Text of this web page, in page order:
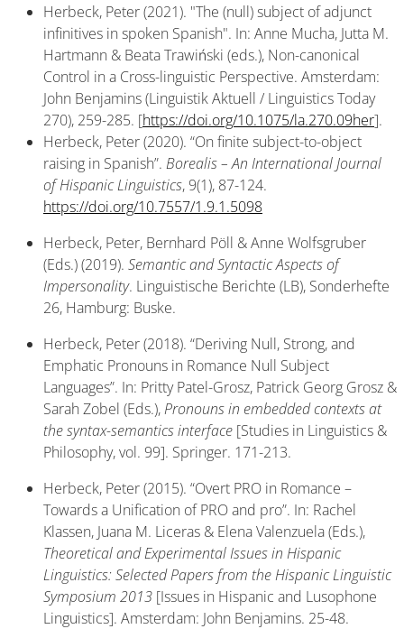
Herbeck, Peter (2021). "The (null) subject of adjunct
infinitives in spoken Spanish". In: Anne Mucha, Jutta M.
Hartmann & Beata Trawiński (eds.), Non-canonical
Control in a Cross-linguistic Perspective. Amsterdam:
John Benjamins (Linguistik Aktuell / Linguistics Today
270), 259-285. [https://doi.org/10.1075/la.270.09her].
Herbeck, Peter (2020). “On finite subject-to-object
raising in Spanish”. Borealis – An International Journal
of Hispanic Linguistics, 9(1), 87-124.
https://doi.org/10.7557/1.9.1.5098
Herbeck, Peter, Bernhard Pöll & Anne Wolfsgruber
(Eds.) (2019). Semantic and Syntactic Aspects of
Impersonality. Linguistische Berichte (LB), Sonderhefte
26, Hamburg: Buske.
Herbeck, Peter (2018). “Deriving Null, Strong, and
Emphatic Pronouns in Romance Null Subject
Languages”. In: Pritty Patel-Grosz, Patrick Georg Grosz &
Sarah Zobel (Eds.),Pronouns in embedded contexts at
the syntax-semantics interface [Studies in Linguistics &
Philosophy, vol. 99]. Springer. 171-213.
Herbeck, Peter (2015). “Overt PRO in Romance –
Towards a Unification of PRO and pro”. In: Rachel
Klassen, Juana M. Liceras & Elena Valenzuela (Eds.),
Theoretical and Experimental Issues in Hispanic
Linguistics: Selected Papers from the Hispanic Linguistic
Symposium 2013 [Issues in Hispanic and Lusophone
Linguistics]. Amsterdam: John Benjamins. 25-48.